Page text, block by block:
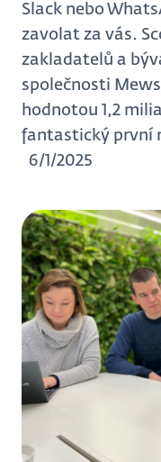
Slack nebo
zavolat za vás.
zakladatelů a
společnosti
hodnotou 1,2
fantastický první
6/1/2025